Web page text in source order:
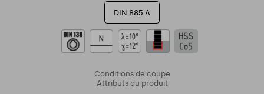
DIN 885 A
Conditions de coupe
Attributs du produit